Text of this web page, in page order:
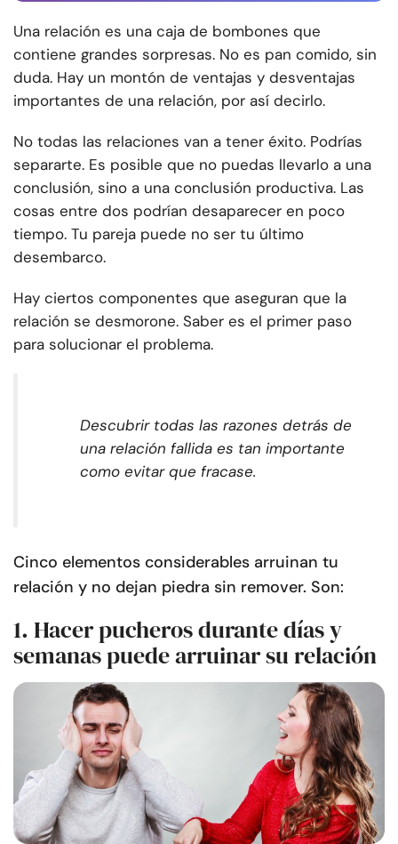
Una relación es una caja de bombones que
contiene grandes sorpresas. No es pan comido, sin
duda. Hay un montón de ventajas y desventajas
importantes de una relación, por así decirlo.
No todas las relaciones van a tener éxito. Podrías
separarte. Es posible que no puedas llevarlo a una
conclusión, sino a una conclusión productiva. Las
cosas entre dos podrían desaparecer en poco
tiempo. Tu pareja puede no ser tu último
desembarco.
Hay ciertos componentes que aseguran que la
relación se desmorone. Saber es el primer paso
para solucionar el problema.
Descubrir todas las razones detrás de
una relación fallida es tan importante
como evitar que fracase.
Cinco elementos considerables arruinan tu
relación y no dejan piedra sin remover. Son:
1. Hacer pucheros durante días y
semanas puede arruinar su relación